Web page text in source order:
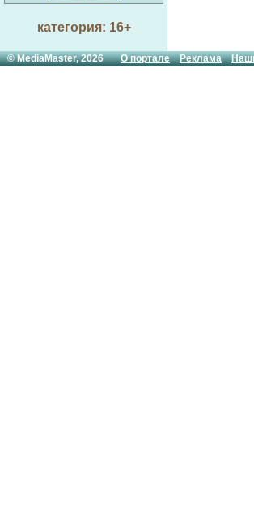
категория: 16+
© MediaMaster, 2026О портале Реклама